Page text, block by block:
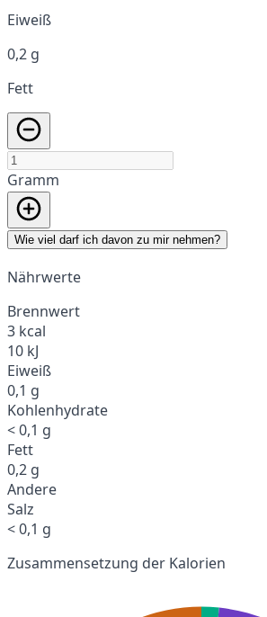
Eiweiß
0,2 g
Fett
Gramm
Wie viel darf ich davon zu mir nehmen?
Nährwerte
Brennwert
3 kcal
10 kJ
Eiweiß
0,1 g
Kohlenhydrate
< 0,1 g
Fett
0,2 g
Andere
Salz
< 0,1 g
Zusammensetzung der Kalorien